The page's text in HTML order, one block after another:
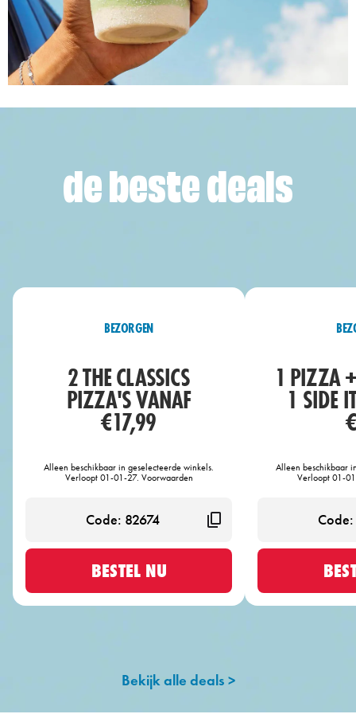
de beste deals
BEZORGEN
2 THE CLASSICS
PIZZA'S VANAF
€17,99
Alleen beschikbaar in geselecteerde winkels.
Verloopt 01-01-27. Voorwaarden
BESTEL NU
1 PIZZA
1 SIDE
Alleen beschikbaar
Verloopt 01-
Bekijk alle deals >